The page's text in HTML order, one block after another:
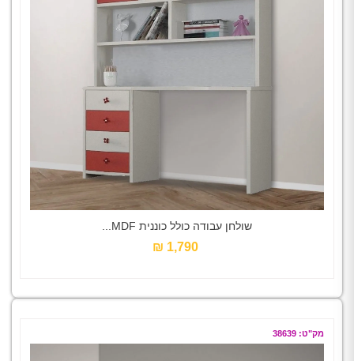
שולחן עבודה כולל כוננית MDF...
1,790 ₪‎
מק"ט: 38639